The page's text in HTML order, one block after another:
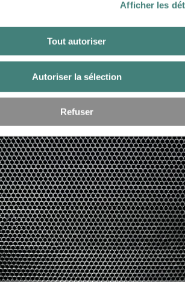
Afficher les
Tout autoriser
Autoriser la sélection
Refuser